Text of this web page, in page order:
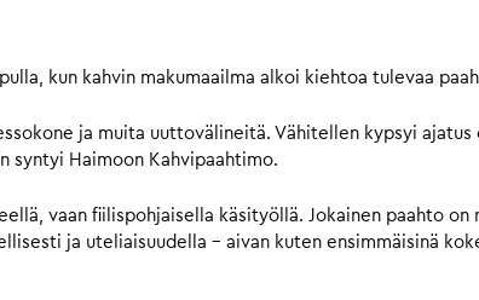
kun kahvin makumaailma alkoi kiehtoa tulevaa
ja muita uuttovälineitä. Vähitellen kypsyi
syntyi Haimoon Kahvipaahtimo.
vaan fiilispohjaisella käsityöllä. Jokainen paahto on
ja uteliaisuudella – aivan kuten ensimmäisinä